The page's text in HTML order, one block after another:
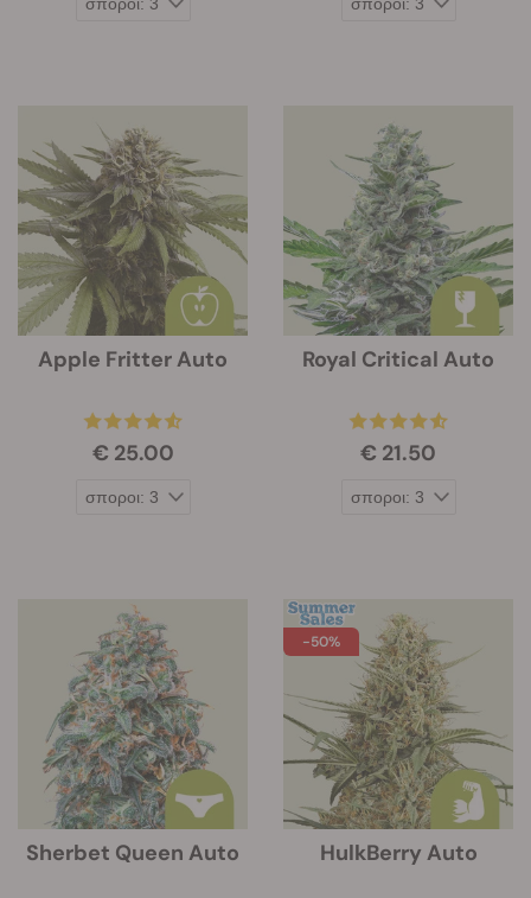
Apple Fritter Auto
€ 25.00
Royal Critical Auto
€ 21.50
Sherbet Queen Auto
-50%
HulkBerry Auto